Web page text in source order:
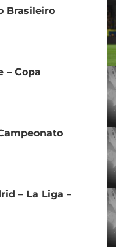
Brasileiro
– Copa
– La Liga –